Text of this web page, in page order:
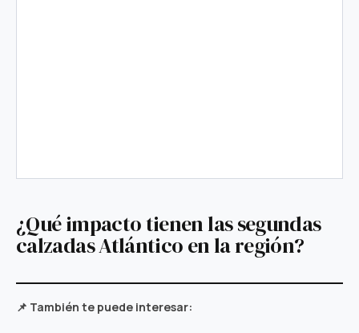
¿Qué impacto tienen las segundas
calzadas Atlántico en la región?
📌 También te puede interesar: